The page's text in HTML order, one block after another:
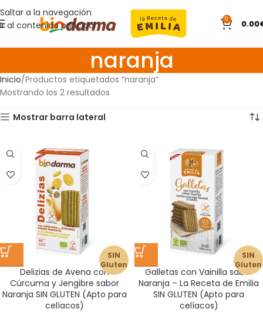
Saltar a la navegación
Ir al contenido principal
0 0.00
naranja
Inicio Productos etiquetados “naranja”
Mostrando los 2 resultados
Mostrar barra lateral
Delizias de Avena con
Cúrcuma y Jengibre sabor
Naranja SIN GLUTEN (Apto para
celíacos)
SIN
Gluten
Galletas con Vainilla sabor
Naranja – La Receta de Emilia
SIN GLUTEN (Apto para
celíacos)
SIN
Gluten